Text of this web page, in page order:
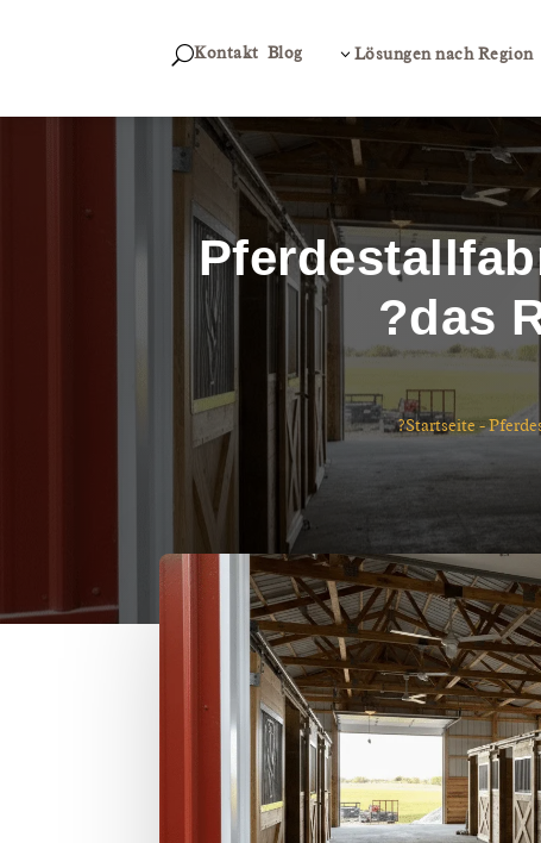
Lösungen nach Region
3
Blog
Kontakt
U
das
Startseite -